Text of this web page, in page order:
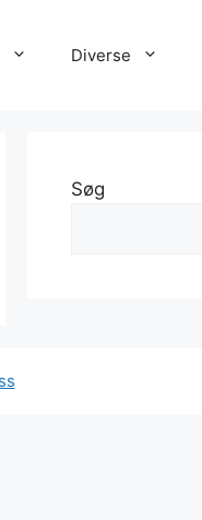
Diverse
Søg